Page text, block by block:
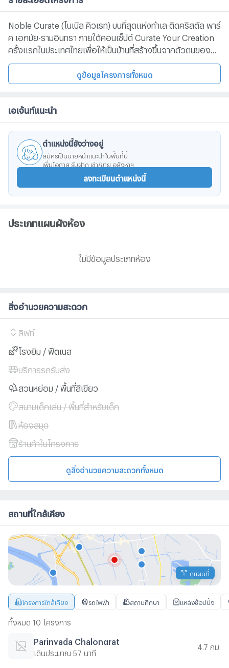
Noble Curate (โนเบิล คิวเรท) บนที่สุดแห่งทำเล ติดคริสตัล พาร์
ค เอกมัย-รามอินทรา ภายใต้คอนเซ็ปต์ Curate Your Creation
ครั้งแรกในประเทศไทยเพื่อให้เป็นบ้านที่สร้างขึ้นจากตัวตนของ
สไตล์ โมเดิร์น ลักซ์ชัวรี่พื้นที่สีเขียวที่ให้ความสงบร่มรื่นในทุก ๆ
วัน ให้คุณนิยามความสุข ที่เป็นตัวเอง
ดูข้อมูลโครงการทั้งหมด
เอเจ้นท์แนะนำ
ตำแหน่งนี้ยังว่างอยู่
สมัครเป็นนายหน้าแนะนำในพื้นที่นี้
เพิ่มโอกาส รับฝาก เช่า/ขาย อสังหาฯ
ลงทะเบียนตำแหน่งนี้
ประเภทแผนผังห้อง
ไม่มีข้อมูลประเภทห้อง
สิ่งอำนวยความสะดวก
ลิฟท์
โรงยิม / ฟิตเนส
บริการรถรับส่ง
สวนหย่อม / พื้นที่สีเขียว
สนามเด็กเล่น / พื้นที่สำหรับเด็ก
ห้องสมุด
ร้านค้าในโครงการ
ดูสิ่งอำนวยความสะดวกทั้งหมด
สถานที่ใกล้เคียง
ดูแผนที่
โครงการใกล้เคียง รถไฟฟ้า สถานศึกษา แหล่งช้อปปิ้ง
ทั้งหมด 10 โครงการ
Parinyada Chalongrat
เดินประมาณ 57 นาที
4.7 กม.